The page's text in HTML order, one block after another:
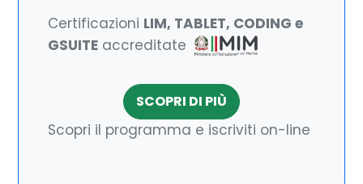
Certificazioni LIM, TABLET, CODING e
GSUITE accreditate
SCOPRI DI PIÙ
Scopri il programma e iscriviti on-line